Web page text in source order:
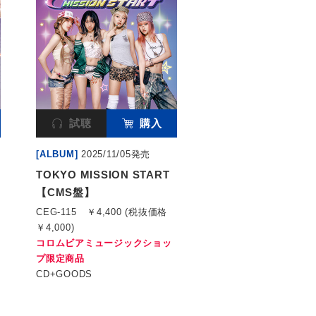
試聴 購入
[ALBUM] 2025/11/05発売
TOKYO MISSION START
【CMS盤】
CEG-115
￥4,400 (税抜価格
￥4,000)
コロムビアミュージックショッ
プ限定商品
CD+GOODS